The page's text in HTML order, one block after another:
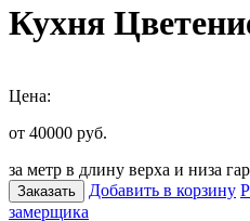
Кухня
Цена:
от 40000 руб.
за метр в длину верха и низа
Заказать Добавить в корзину
замерщика